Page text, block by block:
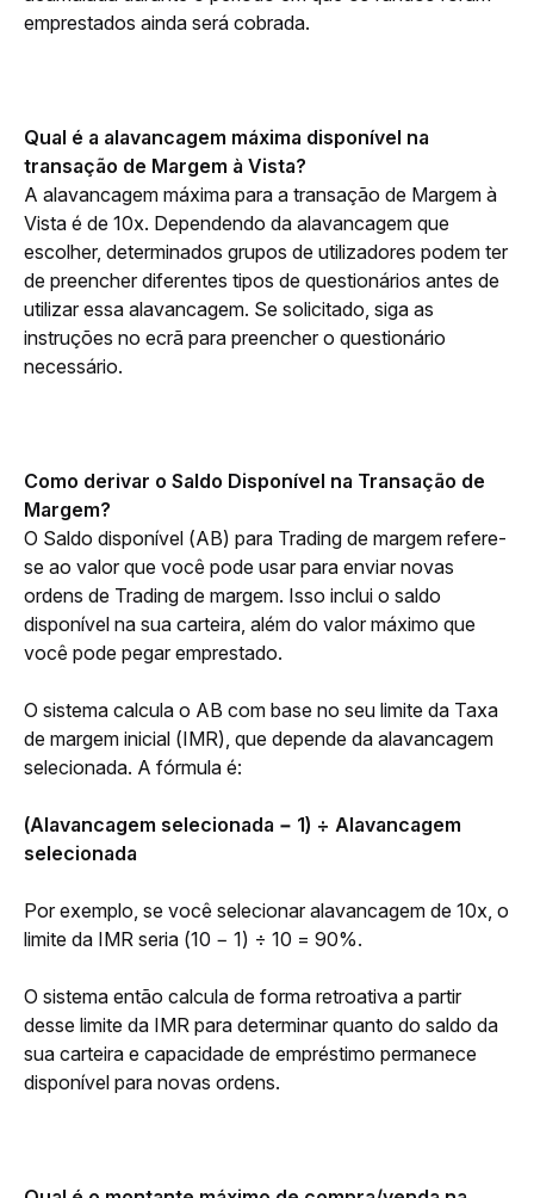
emprestados ainda será cobrada.
Qual é a alavancagem máxima disponível na
transação de Margem à Vista?
A alavancagem máxima para a transação de Margem à
Vista é de 10x. Dependendo da alavancagem que
escolher, determinados grupos de utilizadores podem ter
de preencher diferentes tipos de questionários antes de
utilizar essa alavancagem. Se solicitado, siga as
instruções no ecrã para preencher o questionário
necessário.
Como derivar o Saldo Disponível na Transação de
Margem?
O Saldo disponível (AB) para Trading de margem refere-
se ao valor que você pode usar para enviar novas
ordens de Trading de margem. Isso inclui o saldo
disponível na sua carteira, além do valor máximo que
você pode pegar emprestado.
O sistema calcula o AB com base no seu limite da Taxa
de margem inicial (IMR), que depende da alavancagem
selecionada. A fórmula é:
(Alavancagem selecionada − 1) ÷ Alavancagem
selecionada
Por exemplo, se você selecionar alavancagem de 10x, o
limite da IMR seria (10 − 1) ÷ 10 = 90%.
O sistema então calcula de forma retroativa a partir
desse limite da IMR para determinar quanto do saldo da
sua carteira e capacidade de empréstimo permanece
disponível para novas ordens.